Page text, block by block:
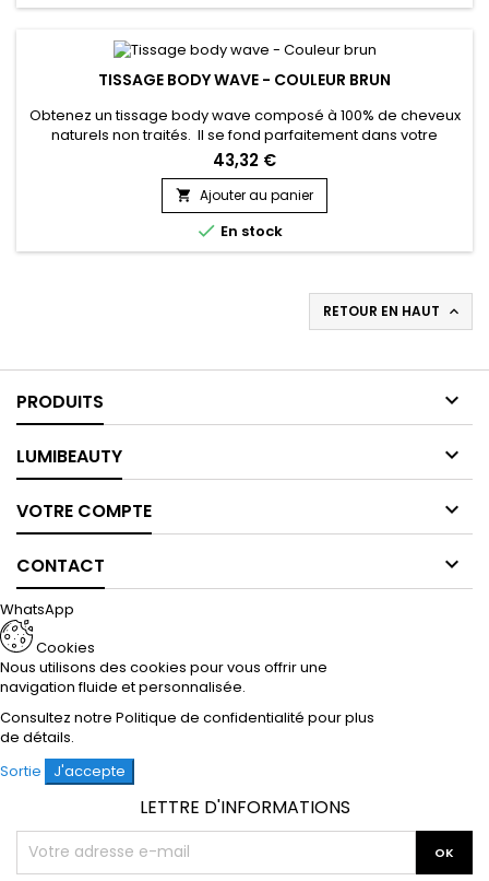
TISSAGE BODY WAVE - COULEUR BRUN
Obtenez un tissage body wave composé à 100% de cheveux
naturels non traités. Il se fond parfaitement dans votre
chevelure, ajoutant volume et longueur de manière
harmonieuse. Avec une texture très soyeuse, douce et
légère, il assure un look naturel. La solidité est garantie par la
couture à la machine, réduisant la perte de cheveux au
minimum. Faciles...
43,32 €
 Ajouter au panier
 En stock
RETOUR EN HAUT 
PRODUITS 
LUMIBEAUTY 
VOTRE COMPTE 
CONTACT 
WhatsApp
Cookies
Nous utilisons des cookies pour vous offrir une
navigation fluide et personnalisée.
Consultez notre Politique de confidentialité pour plus
de détails.
Sortie
J'accepte
LETTRE D'INFORMATIONS